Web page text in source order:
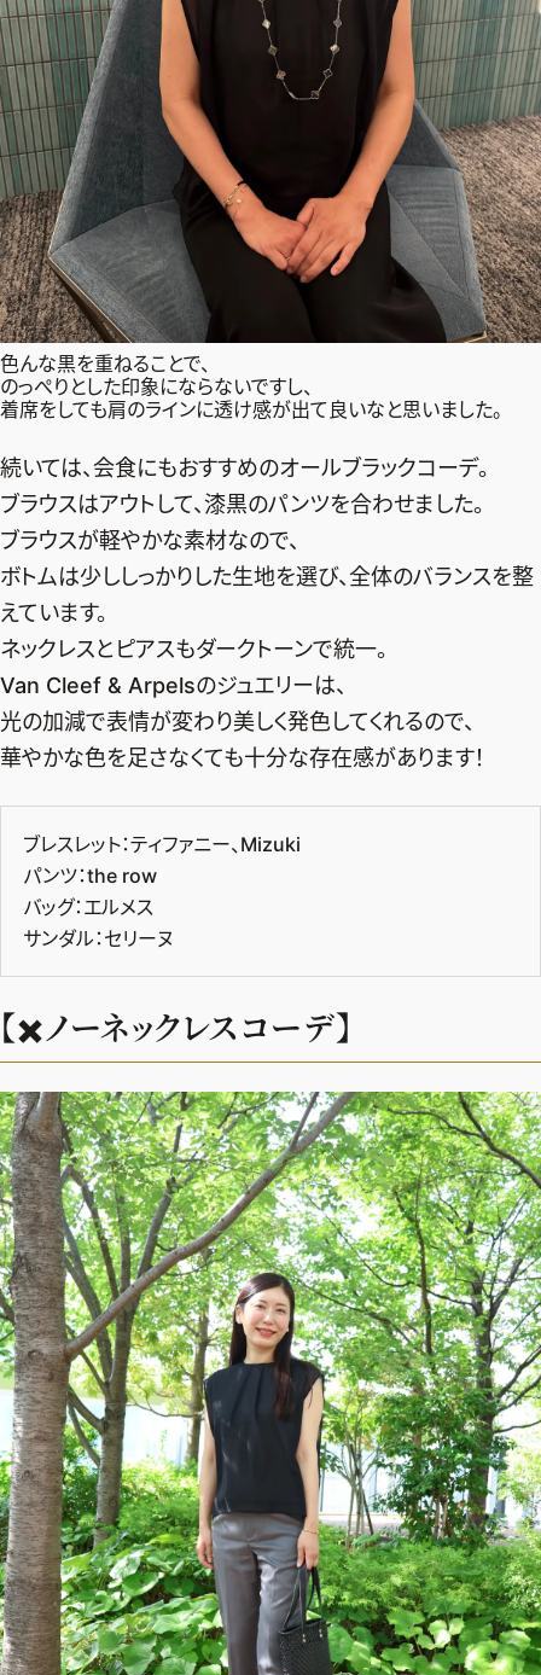
色んな黒を重ねることで、
のっぺりとした印象にならないですし、
着席をしても肩のラインに透け感が出て良いなと思いました。
続いては、会食にもおすすめのオールブラックコーデ。
ブラウスはアウトして、漆黒のパンツを合わせました。
ブラウスが軽やかな素材なので、
ボトムは少ししっかりした生地を選び、全体のバランスを整
えています。
ネックレスとピアスもダークトーンで統一。
Van Cleef & Arpelsのジュエリーは、
光の加減で表情が変わり美しく発色してくれるので、
華やかな色を足さなくても十分な存在感があります！
ブレスレット：ティファニー、Mizuki
パンツ：the row
バッグ：エルメス
サンダル：セリーヌ
【✖️ノーネックレスコーデ】